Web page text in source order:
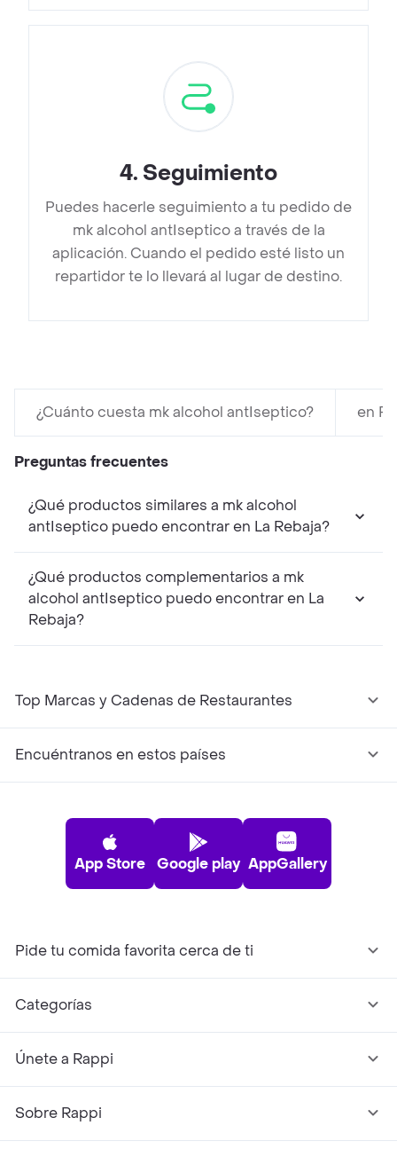
4. Seguimiento
Puedes hacerle seguimiento a tu pedido de
mk alcohol antIseptico a través de la
aplicación. Cuando el pedido esté listo un
repartidor te lo llevará al lugar de destino.
¿Cuánto cuesta mk alcohol antIseptico? en
Preguntas frecuentes
¿Qué productos similares a mk alcohol
antIseptico puedo encontrar en La Rebaja?
¿Qué productos complementarios a mk
alcohol antIseptico puedo encontrar en La
Rebaja?
Top Marcas y Cadenas de Restaurantes
Encuéntranos en estos países
App Store Google play AppGallery
Pide tu comida favorita cerca de ti
Categorías
Únete a Rappi
Sobre Rappi